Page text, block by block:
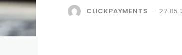
CLICKPAYMENTS -